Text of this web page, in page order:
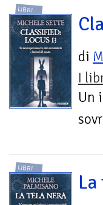
LIBRI
di
I
Un
LIBRI